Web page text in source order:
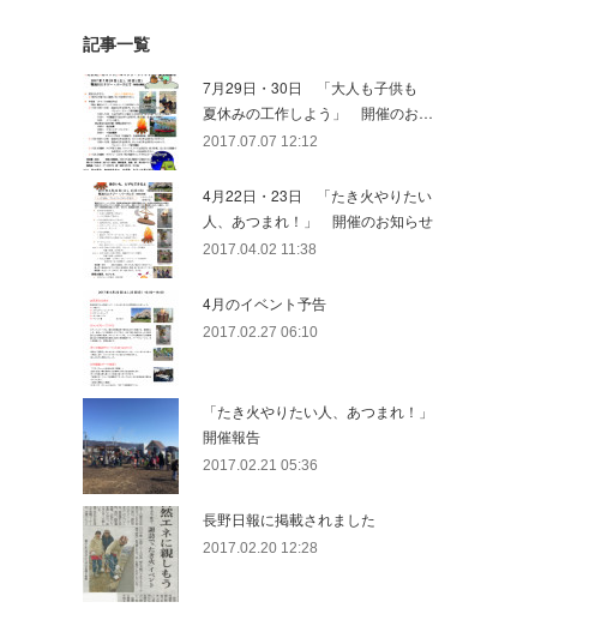
記事一覧
7月29日・30日 「大人も子供も
夏休みの工作しよう」 開催のお…
2017.07.07 12:12
4月22日・23日 「たき火やりたい
人、あつまれ！」 開催のお知らせ
2017.04.02 11:38
4月のイベント予告
2017.02.27 06:10
「たき火やりたい人、あつまれ！」
開催報告
2017.02.21 05:36
長野日報に掲載されました
2017.02.20 12:28